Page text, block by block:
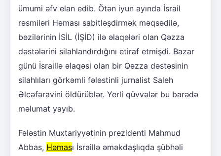
ümumi əfv elan edib. Ötən iyun ayında İsrail
rəsmiləri Həması sabitləşdirmək məqsədilə,
bəzilərinin İSİL (İŞİD) ilə əlaqələri olan Qəzza
dəstələrini silahlandırdığını etiraf etmişdi. Bazar
günü İsraillə əlaqəsi olan bir Qəzza dəstəsinin
silahlıları görkəmli fələstinli jurnalist Saleh
Əlcəfəravini öldürüblər. Yerli qüvvələr bu barədə
məlumat yayıb.
Fələstin Muxtariyyətinin prezidenti Mahmud
Abbas, Həması İsraillə əməkdaşlıqda şübhəli